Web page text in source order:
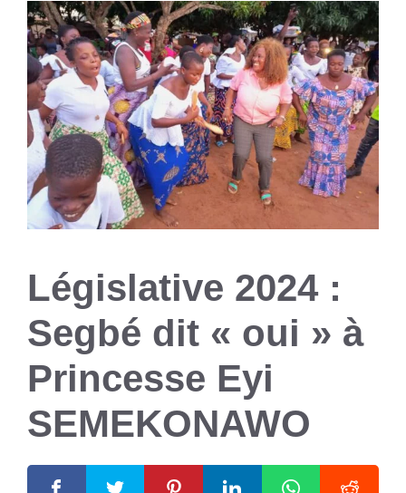
Législative 2024 :
Segbé dit « oui » à
Princesse Eyi
SEMEKONAWO